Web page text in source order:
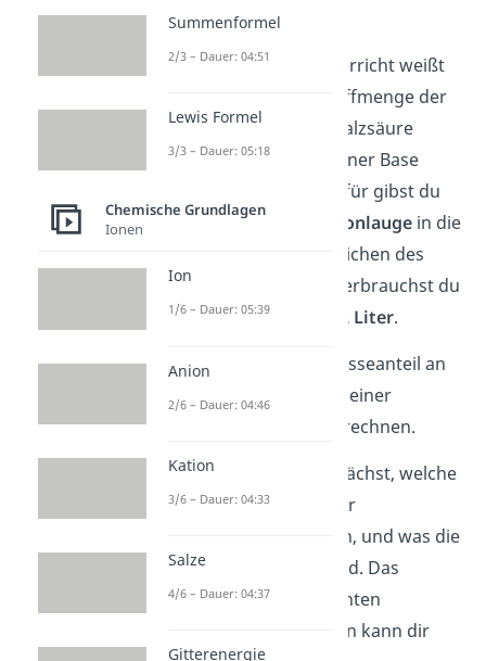
abgeschlossen ist.
Aus dem Chemieunterricht weißt
du, dass man die Stoffmenge der
noch vorhandenen Salzsäure
durch Titration mit einer Base
bestimmen kann. Dafür gibst du
eine0,2 molare Natronlaugein die
Lösung. Bis zum Erreichen des
Äquivalenzpunktes verbrauchst du
hierfür insgesamt
1,2 Liter.
Nun sollst du den Masseanteil an
Kalziumkarbonat in deiner
Eierschalenprobe berechnen.
Überlege hierfür zunächst, welche
Schritte nacheinander
durchgeführt werden, und was die
Ergebnisse dieser sind. Das
Aufstellen der relevanten
Reaktionsgleichungen kann dir
Summenformel
2/3 – Dauer: 04:51
Lewis Formel
3/3 – Dauer: 05:18
Chemische Grundlagen
Ionen
Ion
1/6 – Dauer: 05:39
Anion
2/6 – Dauer: 04:46
Kation
3/6 – Dauer: 04:33
Salze
4/6 – Dauer: 04:37
Gitterenergie